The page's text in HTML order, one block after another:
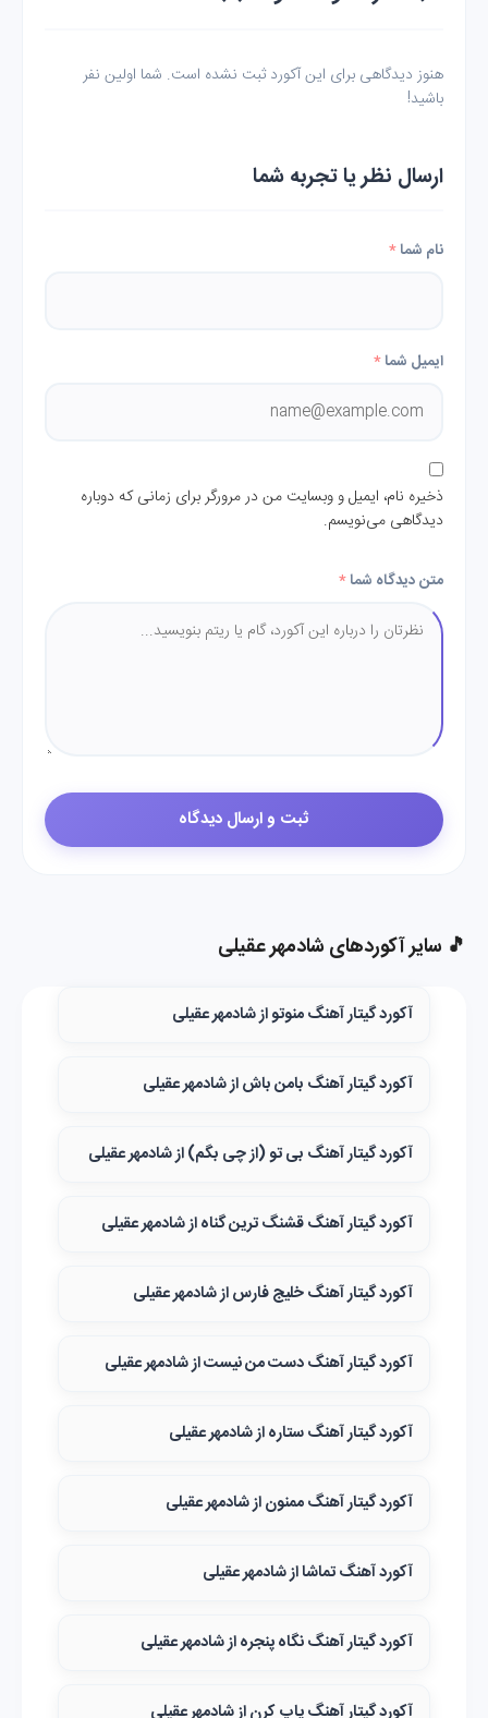
هنوز دیدگاهی برای این آکورد ثبت نشده است. شما اولین نفر
باشید!
ارسال نظر یا تجربه شما
نام شما*
ایمیل شما*
ذخیره نام، ایمیل و وبسایت من در مرورگر برای زمانی که دوباره
دیدگاهی می‌نویسم.
متن دیدگاه شما*
🎵 سایر آکوردهای شادمهر عقیلی
آکورد گیتار آهنگ منوتو از شادمهر عقیلی
آکورد گیتار آهنگ بامن باش از شادمهر عقیلی
آکورد گیتار آهنگ بی تو (از چی بگم) از شادمهر عقیلی
آکورد گیتار آهنگ قشنگ‌ ترین گناه از شادمهر عقیلی
آکورد گیتار آهنگ خلیج فارس از شادمهر عقیلی
آکورد گیتار آهنگ دست من نیست از شادمهر عقیلی
آکورد گیتار آهنگ ستاره از شادمهر عقیلی
آکورد گیتار آهنگ ممنون از شادمهر عقیلی
آکورد آهنگ تماشا از شادمهر عقیلی
آکورد گیتار آهنگ نگاه پنجره از شادمهر عقیلی
آکورد گیتار آهنگ پاپ کرن از شادمهر عقیلی